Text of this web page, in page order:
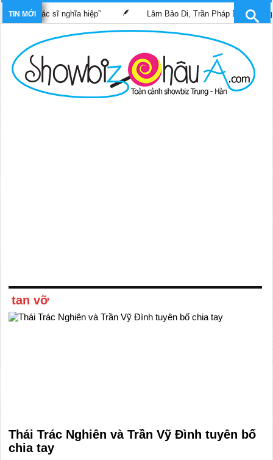
TIN MỚI
“Bác sĩ nghĩa hiệp” Lâm Bảo Di, Trần Pháp Dung tái ngộ
tan vỡ
Thái Trác Nghiên và Trần Vỹ Đình tuyên bố
chia tay